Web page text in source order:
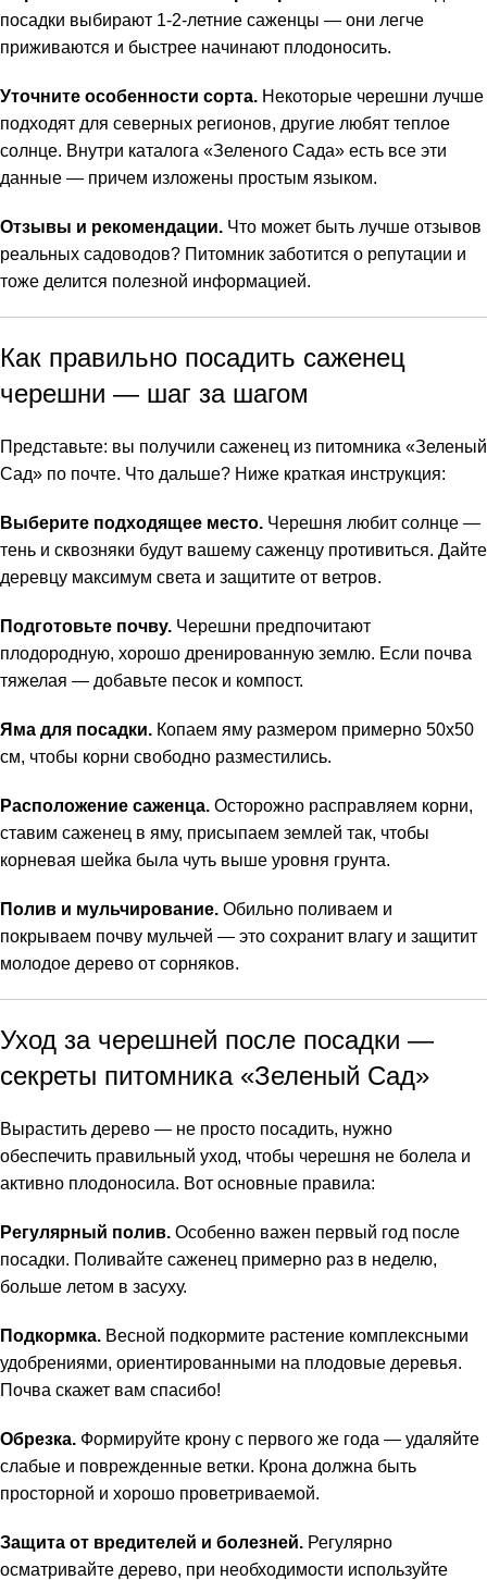
посадки выбирают 1-2-летние саженцы — они легче
приживаются и быстрее начинают плодоносить.
Уточните особенности сорта. Некоторые черешни лучше
подходят для северных регионов, другие любят теплое
солнце. Внутри каталога «Зеленого Сада» есть все эти
данные — причем изложены простым языком.
Отзывы и рекомендации. Что может быть лучше отзывов
реальных садоводов? Питомник заботится о репутации и
тоже делится полезной информацией.
Как правильно посадить саженец
черешни — шаг за шагом
Представьте: вы получили саженец из питомника «Зеленый
Сад» по почте. Что дальше? Ниже краткая инструкция:
Выберите подходящее место. Черешня любит солнце —
тень и сквозняки будут вашему саженцу противиться. Дайте
деревцу максимум света и защитите от ветров.
Подготовьте почву. Черешни предпочитают
плодородную, хорошо дренированную землю. Если почва
тяжелая — добавьте песок и компост.
Яма для посадки. Копаем яму размером примерно 50х50
см, чтобы корни свободно разместились.
Расположение саженца. Осторожно расправляем корни,
ставим саженец в яму, присыпаем землей так, чтобы
корневая шейка была чуть выше уровня грунта.
Полив и мульчирование. Обильно поливаем и
покрываем почву мульчей — это сохранит влагу и защитит
молодое дерево от сорняков.
Уход за черешней после посадки —
секреты питомника «Зеленый Сад»
Вырастить дерево — не просто посадить, нужно
обеспечить правильный уход, чтобы черешня не болела и
активно плодоносила. Вот основные правила:
Регулярный полив. Особенно важен первый год после
посадки. Поливайте саженец примерно раз в неделю,
больше летом в засуху.
Подкормка. Весной подкормите растение комплексными
удобрениями, ориентированными на плодовые деревья.
Почва скажет вам спасибо!
Обрезка. Формируйте крону с первого же года — удаляйте
слабые и поврежденные ветки. Крона должна быть
просторной и хорошо проветриваемой.
Защита от вредителей и болезней. Регулярно
осматривайте дерево, при необходимости используйте